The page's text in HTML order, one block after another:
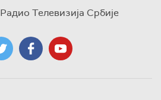
Радио Телевизија Србије